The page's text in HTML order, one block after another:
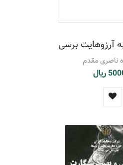
آرزوهایت برسی
ناصری مقدم
ریال